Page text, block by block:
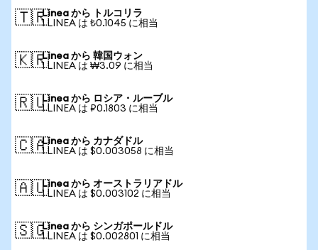
🇹🇷Linea から トルコリラ
1 LINEA は ₺0.1045 に相当
🇰🇷Linea から 韓国ウォン
1 LINEA は ₩3.09 に相当
🇷🇺Linea から ロシア・ルーブル
1 LINEA は ₽0.1803 に相当
🇨🇦Linea から カナダドル
1 LINEA は $0.003058 に相当
🇦🇺Linea から オーストラリアドル
1 LINEA は $0.003102 に相当
🇸🇬Linea から シンガポールドル
1 LINEA は $0.002801 に相当